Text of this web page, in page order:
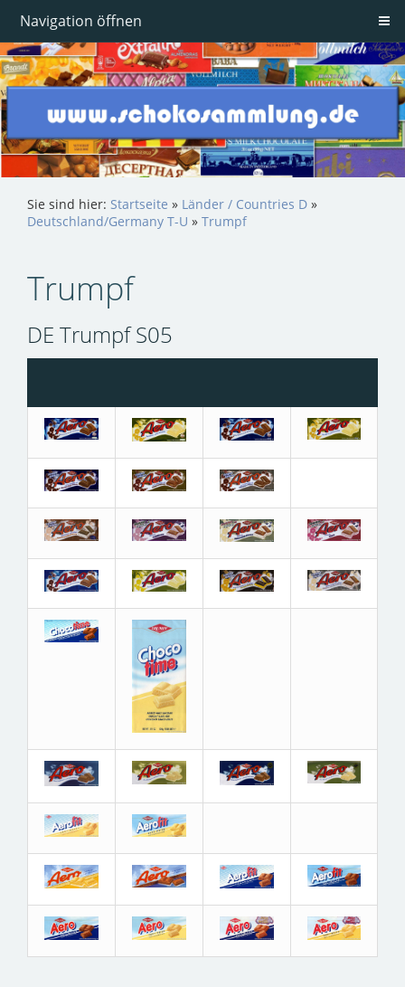
Navigation öffnen
Sie sind hier: Startseite » Länder / Countries D »
Deutschland/Germany T-U » Trumpf
Trumpf
DE Trumpf S05